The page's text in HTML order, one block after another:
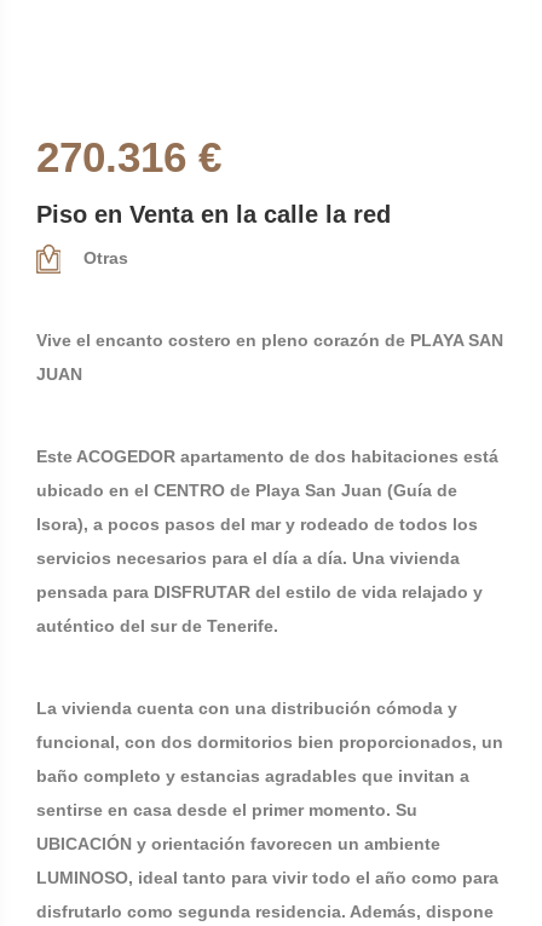
270.316 €
Piso en Venta en la calle la red
Otras
Vive el encanto costero en pleno corazón de PLAYA SAN
JUAN
Este ACOGEDOR apartamento de dos habitaciones está
ubicado en el CENTRO de Playa San Juan (Guía de
Isora), a pocos pasos del mar y rodeado de todos los
servicios necesarios para el día a día. Una vivienda
pensada para DISFRUTAR del estilo de vida relajado y
auténtico del sur de Tenerife.
La vivienda cuenta con una distribución cómoda y
funcional, con dos dormitorios bien proporcionados, un
baño completo y estancias agradables que invitan a
sentirse en casa desde el primer momento. Su
UBICACIÓN y orientación favorecen un ambiente
LUMINOSO, ideal tanto para vivir todo el año como para
disfrutarlo como segunda residencia. Además, dispone